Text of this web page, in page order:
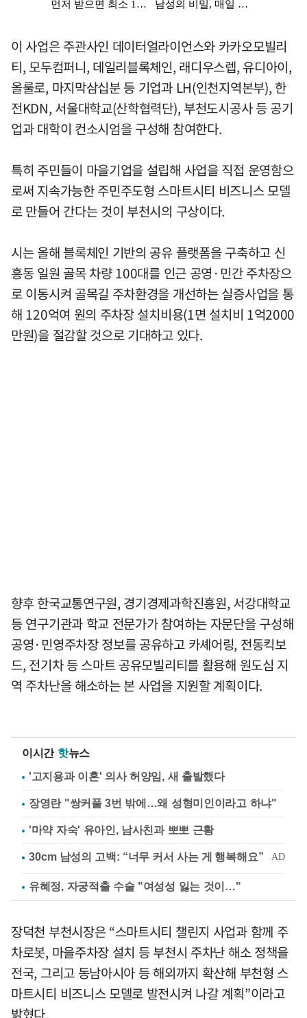
이 사업은 주관사인 데이터얼라이언스와 카카오모빌리
티, 모두컴퍼니, 데일리블록체인, 래디우스렙, 유디아이,
올룰로, 마지막삼십분 등 기업과 LH(인천지역본부), 한
전KDN, 서울대학교(산학협력단), 부천도시공사 등 공기
업과 대학이 컨소시엄을 구성해 참여한다.
특히 주민들이 마을기업을 설립해 사업을 직접 운영함으
로써 지속가능한 주민주도형 스마트시티 비즈니스 모델
로 만들어 간다는 것이 부천시의 구상이다.
시는 올해 블록체인 기반의 공유 플랫폼을 구축하고 신
흥동 일원 골목 차량 100대를 인근 공영·민간 주차장으
로 이동시켜 골목길 주차환경을 개선하는 실증사업을 통
해 120억여 원의 주차장 설치비용(1면 설치비 1억2000
만원)을 절감할 것으로 기대하고 있다.
향후 한국교통연구원, 경기경제과학진흥원, 서강대학교
등 연구기관과 학교 전문가가 참여하는 자문단을 구성해
공영·민영주차장 정보를 공유하고 카셰어링, 전동킥보
드, 전기차 등 스마트 공유모빌리티를 활용해 원도심 지
역 주차난을 해소하는 본 사업을 지원할 계획이다.
이시간 핫뉴스
'고지용과 이혼' 의사 허양임, 새 출발했다
장영란 "쌍커풀 3번 밖에…왜 성형미인이라고 하냐"
'마약 자숙' 유아인, 남사친과 뽀뽀 근황
유혜정, 자궁적출 수술 "여성성 잃는 것이…"
장덕천 부천시장은 “스마트시티 챌린지 사업과 함께 주
차로봇, 마을주차장 설치 등 부천시 주차난 해소 정책을
전국, 그리고 동남아시아 등 해외까지 확산해 부천형 스
마트시티 비즈니스 모델로 발전시켜 나갈 계획”이라고
밝혔다.